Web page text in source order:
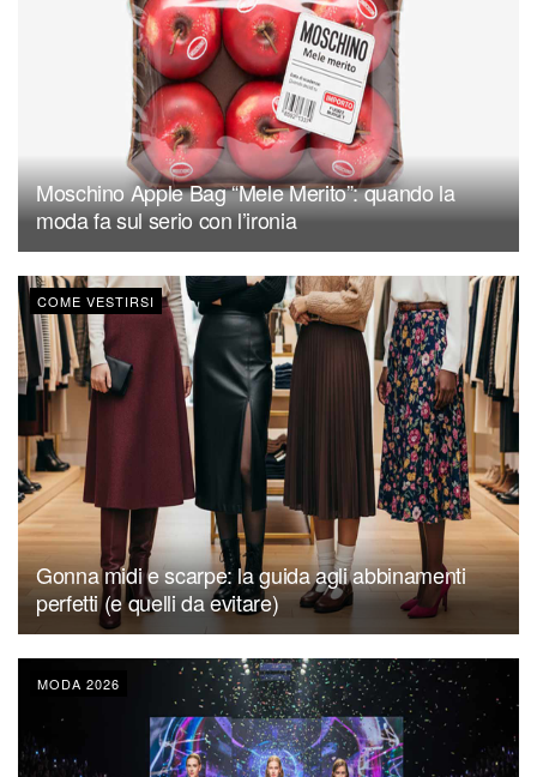
Moschino Apple Bag “Mele Merito”: quando la
moda fa sul serio con l’ironia
COME VESTIRSI
Gonna midi e scarpe: la guida agli abbinamenti
perfetti (e quelli da evitare)
MODA 2026